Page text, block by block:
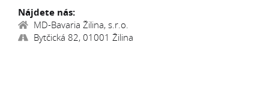
Nájdete nás:
MD-Bavaria Žilina, s.r.o.
Bytčická 82, 01001 Žilina